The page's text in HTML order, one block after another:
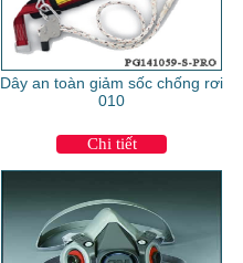
Dây an toàn giảm sốc chống rơi
010
Chi tiết